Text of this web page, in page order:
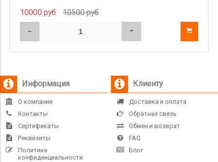
10000 руб 10500 руб
Информация
О компании
Контакты
Сертификаты
Реквизиты
Политика
конфиденциальности
Клиенту
Доставка и оплата
Обратная связь
Обмен и возврат
FAQ
Блог